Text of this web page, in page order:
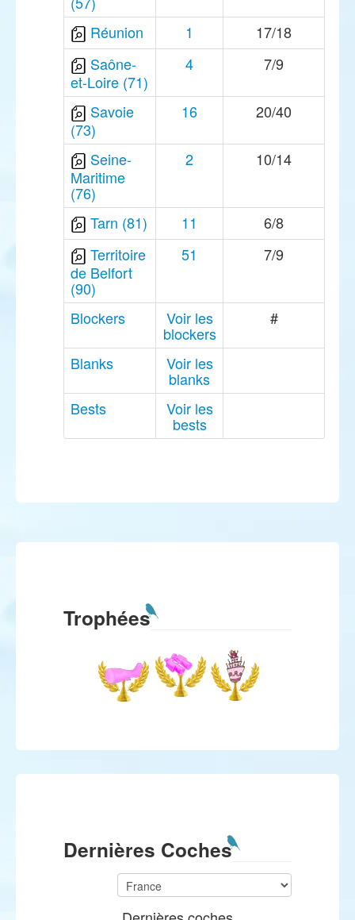
Réunion 1
17/18
Saône-
et-Loire (71)
4 7/9
Savoie
(73)
16 20/40
Seine-
Maritime
(76)
2 10/14
Tarn (81) 11
6/8
Territoire
de Belfort
(90)
51 7/9
Blockers Voir les
blockers
#
Blanks Voir les
blanks
Bests
Voir les
bests
Trophées
Dernières Coches